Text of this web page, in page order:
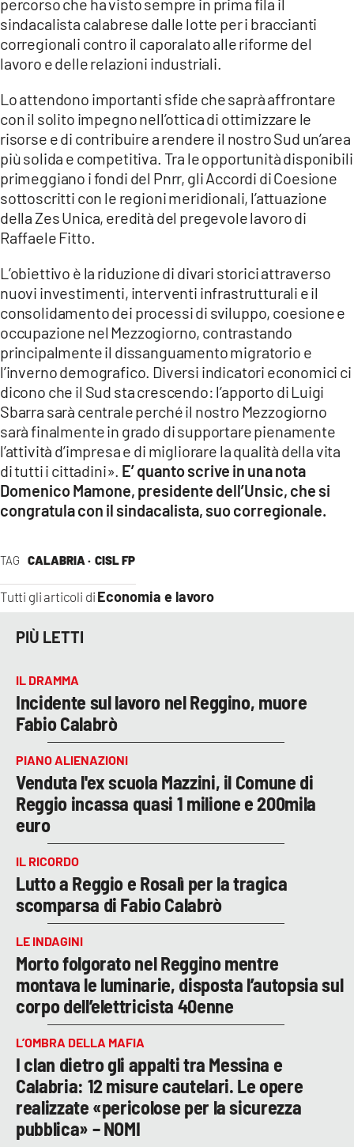
LACONAIR.IT
LACITYMAG.IT
ILREGGINO.IT
COSENZACHANNEL.IT
ILVIBONESE.IT
CATANZAROCHANNEL.IT
LACAPITALENEWS.IT
App
ANDROID
APPLE
TAG CALABRIA · CISL FP
Tutti gli articoli di Economia e lavoro
sindacalista calabrese dalle lotte per i braccianti
corregionali contro il caporalato alle riforme del
lavoro e delle relazioni industriali.
Lo attendono importanti sfide che saprà affrontare
con il solito impegno nell’ottica di ottimizzare le
risorse e di contribuire a rendere il nostro Sud un’area
più solida e competitiva. Tra le opportunità disponibili
primeggiano i fondi del Pnrr, gli Accordi di Coesione
sottoscritti con le regioni meridionali, l’attuazione
della Zes Unica, eredità del pregevole lavoro di
Raffaele Fitto.
L’obiettivo è la riduzione di divari storici attraverso
nuovi investimenti, interventi infrastrutturali e il
consolidamento dei processi di sviluppo, coesione e
occupazione nel Mezzogiorno, contrastando
principalmente il dissanguamento migratorio e
l’inverno demografico. Diversi indicatori economici ci
dicono che il Sud sta crescendo: l’apporto di Luigi
Sbarra sarà centrale perché il nostro Mezzogiorno
sarà finalmente in grado di supportare pienamente
l’attività d’impresa e di migliorare la qualità della vita
di tutti i cittadini». E’ quanto scrive in una nota
Domenico Mamone, presidente dell’Unsic, che si
congratula con il sindacalista, suo corregionale.
PIÙ LETTI
IL DRAMMA
Incidente sul lavoro nel Reggino, muore
Fabio Calabrò
PIANO ALIENAZIONI
Venduta l'ex scuola Mazzini, il Comune di
Reggio incassa quasi 1 milione e 200mila
euro
IL RICORDO
Lutto a Reggio e Rosalì per la tragica
scomparsa di Fabio Calabrò
LE INDAGINI
Morto folgorato nel Reggino mentre
montava le luminarie, disposta l’autopsia sul
corpo dell’elettricista 40enne
L’OMBRA DELLA MAFIA
I clan dietro gli appalti tra Messina e
Calabria: 12 misure cautelari. Le opere
realizzate «pericolose per la sicurezza
pubblica» – NOMI